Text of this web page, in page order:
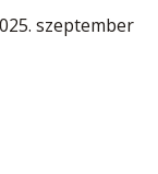
szeptember